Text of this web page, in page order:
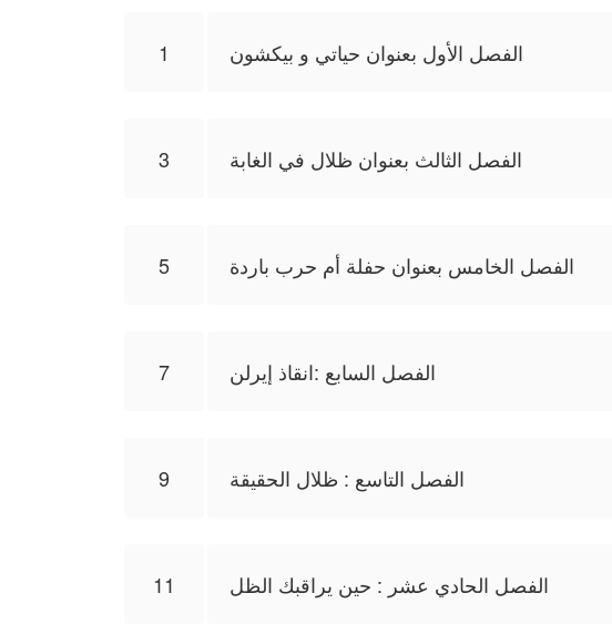
1 الفصل الأول بعنوان حياتي و بيكشون
3 الفصل الثالث بعنوان ظلال في الغابة
5 الفصل الخامس بعنوان حفلة أم حرب باردة
7 الفصل السابع :انقاذ إيرلن
9 الفصل التاسع : ظلال الحقيقة
11 الفصل الحادي عشر : حين يراقبك الظل